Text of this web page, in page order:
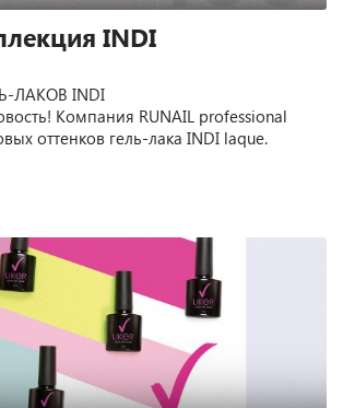
INDI
ЛАКОВ INDI
Компания RUNAIL professional
оттенков гель-лака INDI laque.